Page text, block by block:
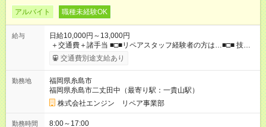
アルバイト 職種未経験OK
給与
日給10,000円～13,000円
＋交通費＋諸手当 ■□■リペアスタッフ経験者の方は…■□■ 技術
チェック後に日給を決定します！ ・現場数に応じて『日給が1.2
倍』！ ・その他手当により『1.5倍』になることも…！ ・その他
交通費規定支給 ◆残業手当あり ◆子供手当あり ◆宿泊手当あり
(2000円/1日) ※宿泊を伴う現場の場合 ◆先輩スタッフの給与例
﹋﹋﹋﹋﹋﹋﹋﹋﹋﹋﹋ ・週5日勤務Aさん ＞＞日給10，000円
×20勤務 ＞＞月収20万円＋諸手当 【試用期間】試用期間あり 試
用期間の長さ：6ヶ月 ※ 雇用形態と給与に、本採用時と異なる部
交通費別途支給あり
勤務地
福岡県糸島市
福岡県糸島市二丈田中（最寄り駅：一貴山駅）
株式会社エンジン リペア事業部
勤務時間 8:00～17:00